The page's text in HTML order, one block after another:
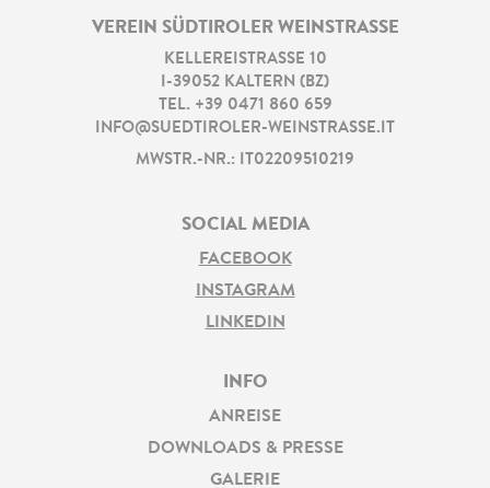
VEREIN SÜDTIROLER WEINSTRASSE
KELLEREISTRASSE 10
-39052 KALTERN ( BZ)
TEL. +39 0471 860 659
INFO@SUEDTIROLER-WEINSTRASSE.IT
MWSTR.-NR.: IT02209510219
SOCIAL MEDIA
FACEBOOK
INSTAGRAM
LINKEDIN
INFO
ANREISE
DOWNLOADS & PRESSE
GALERIE